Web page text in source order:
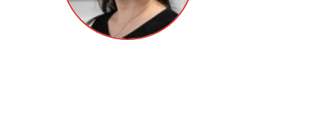
Академиялық өмір